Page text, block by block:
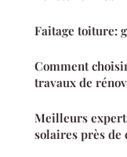
Faitage toiture:
Comment
travaux de
Meilleurs
solaires près de